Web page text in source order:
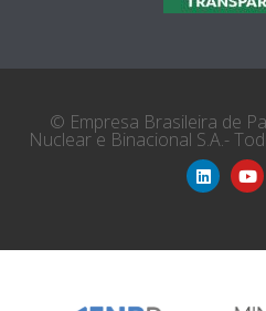
© Empresa Brasileira de
Nuclear e Binacional S.A.-